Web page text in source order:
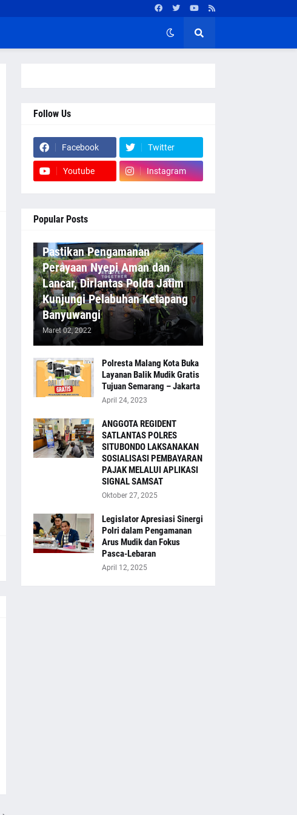
Follow Us
Facebook Twitter
Youtube Instagram
Popular Posts
Pastikan Pengamanan
Perayaan Nyepi Aman dan
Lancar, Dirlantas Polda Jatim
Kunjungi Pelabuhan Ketapang
Banyuwangi
Maret 02, 2022
Polresta Malang Kota Buka
Layanan Balik Mudik Gratis
Tujuan Semarang – Jakarta
April 24, 2023
ANGGOTA REGIDENT
SATLANTAS POLRES
SITUBONDO LAKSANAKAN
SOSIALISASI PEMBAYARAN
PAJAK MELALUI APLIKASI
SIGNAL SAMSAT
Oktober 27, 2025
Legislator Apresiasi Sinergi
Polri dalam Pengamanan
Arus Mudik dan Fokus
Pasca-Lebaran
April 12, 2025